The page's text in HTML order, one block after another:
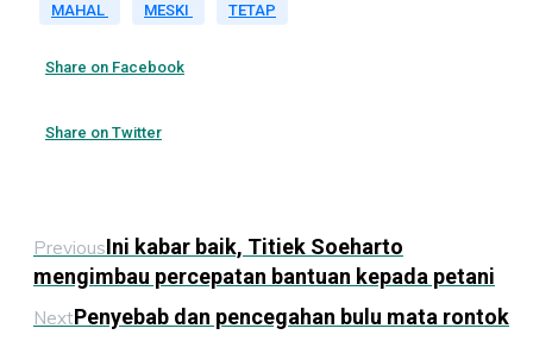
MAHAL
MESKI TETAP
Share on Facebook
Share on Twitter
PreviousIni kabar baik, Titiek Soeharto
mengimbau percepatan bantuan kepada petani
NextPenyebab dan pencegahan bulu mata rontok